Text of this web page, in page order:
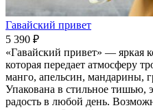
Гавайский привет
5 390 ₽
«Гавайский привет» — яркая
которая передает атмосферу
манго, апельсин, мандарины,
Упакована в стильное тишью,
радость в любой день.